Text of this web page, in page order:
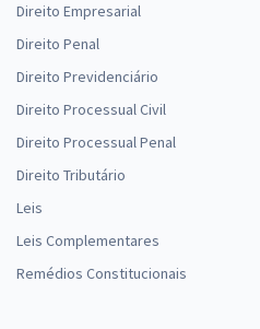
Direito Empresarial
Direito Penal
Direito Previdenciário
Direito Processual Civil
Direito Processual Penal
Direito Tributário
Leis
Leis Complementares
Remédios Constitucionais